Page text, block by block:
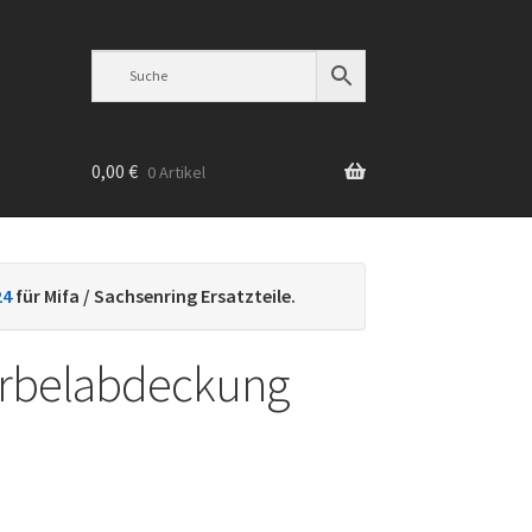
0,00 € 0 Artikel
für Mifa / Sachsenring Ersatzteile.